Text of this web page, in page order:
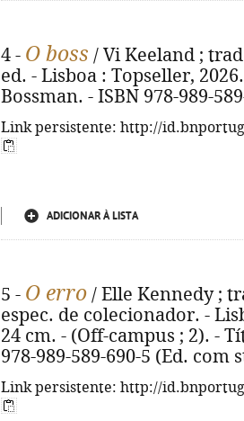
4 - O boss / Vi Keeland ;
ed. - Lisboa : Topseller,
Bossman. - ISBN 978-989-
Link persistente: http://
ADICIONAR À LISTA
5 - O erro / Elle Kennedy ;
espec. de colecionador. -
24 cm. - (Off-campus ; 2). -
978-989-589-690-5 (Ed. com
Link persistente: http://